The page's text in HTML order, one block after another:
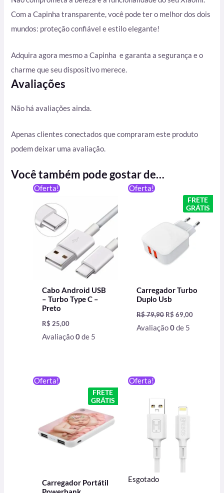
Com a Capinha transparente, você pode ter o melhor dos dois
mundos: proteção confiável e estilo elegante!
Adquira agora mesmo a Capinha e garanta a segurança e o
charme que seu dispositivo merece.
Avaliações
Não há avaliações ainda.
Apenas clientes conectados que compraram este produto
podem deixar uma avaliação.
Você também pode gostar de…
Oferta!
Cabo Android USB
– Turbo Type C –
Preto
R$ 25,00
Avaliação0de 5
Oferta!
FRETE
GRÁTIS
Carregador Turbo
Duplo Usb
R$79,90
R$ 79,90.
R$ 69,00
preço
atual
é:
Avaliação0de 5
Oferta!
FRETE
GRÁTIS
Carregador Portátil
preço
original
R$ 199,90.
preço
atual
é:
Oferta!
Esgotado
R$ 39,90.